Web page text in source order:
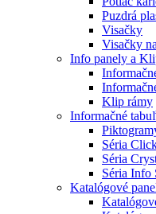
Puzdrá
Visačky
Visačky
Info panely a
Klip rámy
Informačné
Séria
Séria
Séria Info
Katalógové